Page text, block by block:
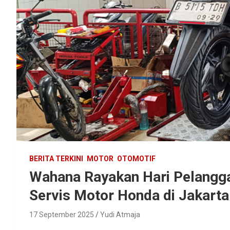
BERITA TERKINI MOTOR OTOMOTIF
Wahana Rayakan Hari
Servis Motor Honda di
17 September 2025 Yudi Atmaja